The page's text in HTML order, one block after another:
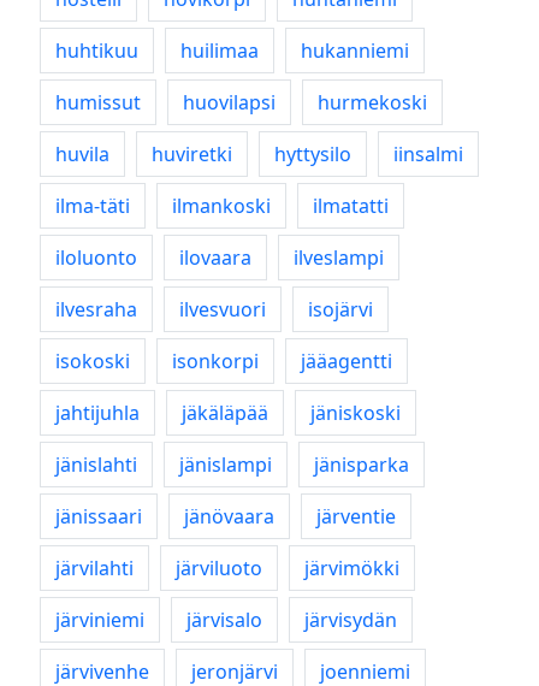
huhtikuu
huilimaa
hukanniemi
humissut
huovilapsi
hurmekoski
huvila
huviretki hyttysilo
iinsalmi
ilma-täti
ilmankoski
ilmatatti
iloluonto
ilovaara
ilveslampi
ilvesraha
ilvesvuori
isojärvi
isokoski
isonkorpi
jääagentti
jahtijuhla
jäkäläpää
jäniskoski
jänislahti
jänislampi
jänisparka
jänissaari
jänövaara
järventie
järvilahti
järviluoto
järvimökki
järviniemi
järvisalo
järvisydän
järvivenhe
jeronjärvi
joenniemi